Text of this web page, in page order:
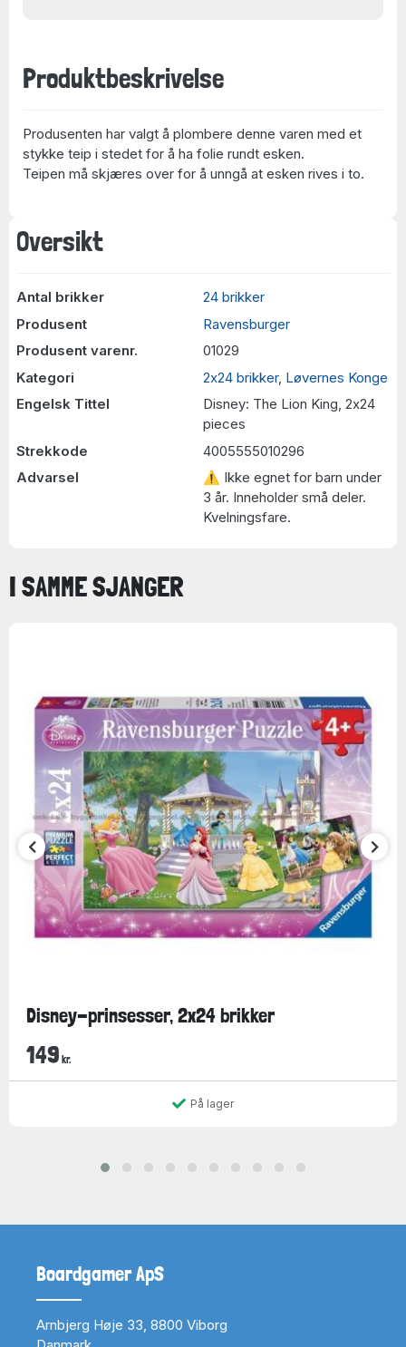
Oversikt
Antal brikker
24 brikker
Produsent
Ravensburger
Produsent varenr.
01029
Kategori
2x24 brikker, Løvernes Konge
Engelsk Tittel
Disney: The Lion King, 2x24
pieces
Strekkode
4005555010296
Advarsel
⚠ Ikke egnet for barn under
3 år. Inneholder små deler.
Kvelningsfare.
Produktbeskrivelse
Produsenten har valgt å plombere denne varen med et
stykke teip i stedet for å ha folie rundt esken.
Teipen må skjæres over for å unngå at esken rives i to.
I SAMME SJANGER
Disney-prinsesser, 2x24 brikker
149 kr.
På lager
Boardgamer ApS
Arnbjerg Høje 33, 8800 Viborg